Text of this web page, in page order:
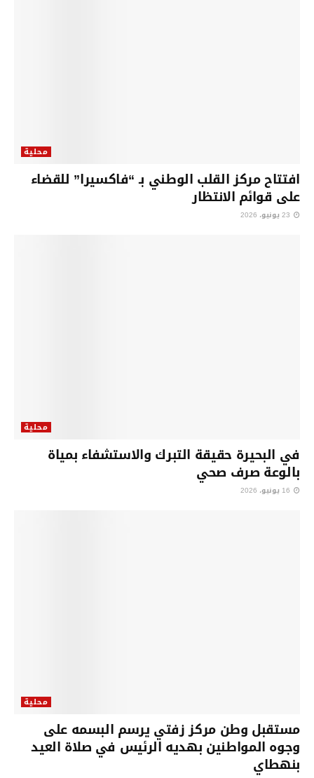
محلية
افتتاح مركز القلب الوطني بـ “فاكسيرا” للقضاء
على قوائم الانتظار
محلية
في البحيرة حقيقة التبرك والاستشفاء بمياة
بالوعة صرف صحي
محلية
مستقبل وطن مركز زفتي يرسم البسمه على
وجوه المواطنين بهديه الرئيس في صلاة العيد
بنهطاي